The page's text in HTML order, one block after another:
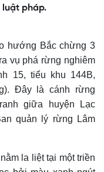
luật pháp.
hướng Bắc chừng 3
vụ phá rừng nghiêm
15, tiểu khu 144B,
Đây là cánh rừng
giữa huyện Lạc
quản lý rừng Lâm
la liệt tại một triền